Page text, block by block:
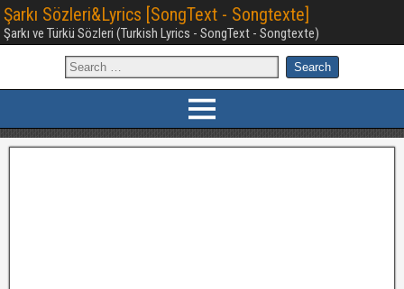
Şarkı Sözleri&Lyrics [SongText - Songtexte]
Şarkı ve Türkü Sözleri (Turkish Lyrics - SongText - Songtexte)